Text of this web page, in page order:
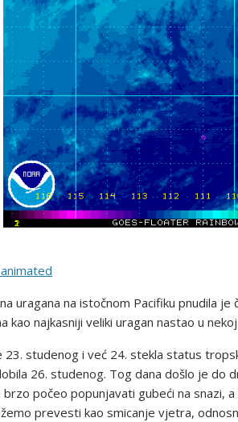
uragana na istočnom Pacifiku pnudila
kao najkasniji veliki uragan nastao u
23. studenog i već 24. stekla status
26. studenog. Tog dana došlo je do
počeo popunjavati gubeći na snazi,
prevesti kao smicanje vjetra,